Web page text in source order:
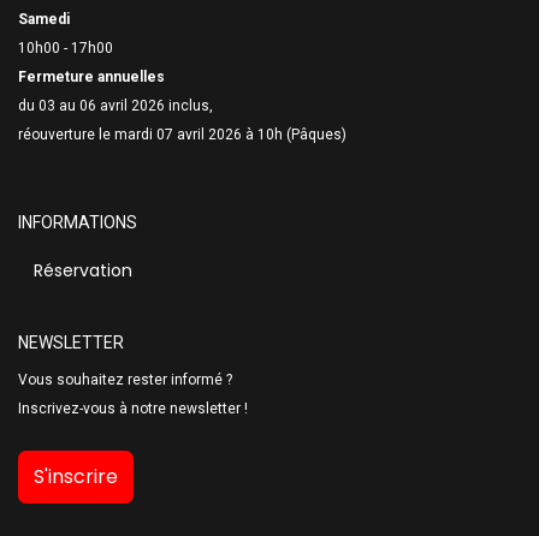
Samedi
10h00 - 17h00
Fermeture annuelles
du 03 au 06 avril 2026 inclus,
réouverture le mardi 07 avril 2026 à 10h (Pâques)
INFORMATIONS
Réservation
NEWSLETTER
Vous souhaitez rester informé ?
Inscrivez-vous à notre newsletter !
S'inscrire